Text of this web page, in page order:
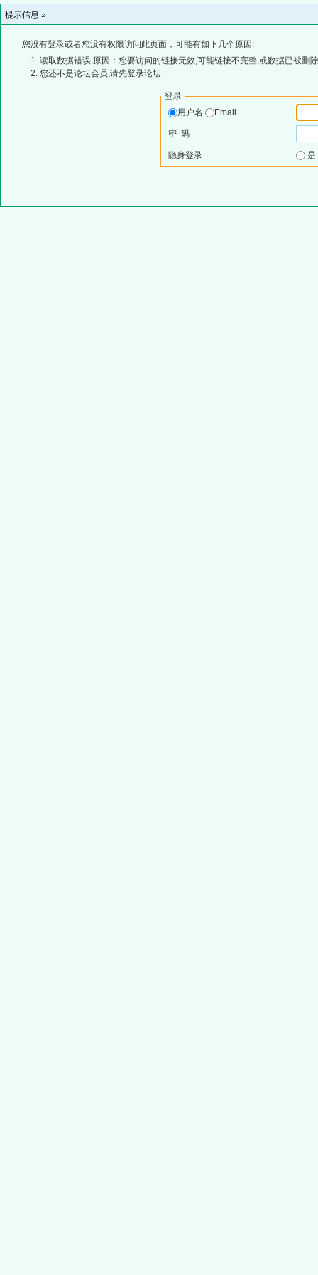
提示信息 »
您没有登录或者您没有权限访问此页面，可能有如下几个原因:
读取数据错误,原因：您要访问的链接无效,可能链接不完整,或数据已被删
您还不是论坛会员,请先登录论坛
登录
用户名
Email
密 码
隐身登录